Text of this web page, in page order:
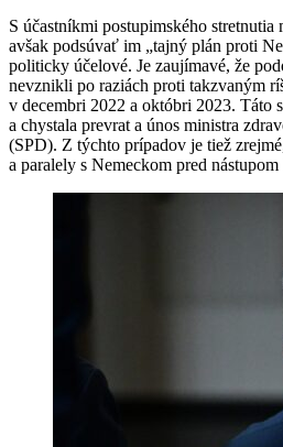
S účastníkmi postupimského
avšak podsúvať im „tajný plán proti
politicky účelové. Je zaujímavé, že
nevznikli po raziách proti takzvaným
v decembri 2022 a októbri 2023. Táto
a chystala prevrat a únos ministra
(SPD). Z týchto prípadov je tiež
a paralely s Nemeckom pred